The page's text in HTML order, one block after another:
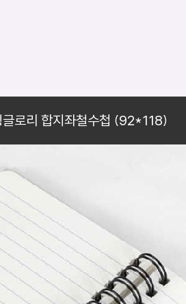
글로리 합지좌철수첩 (92*118)